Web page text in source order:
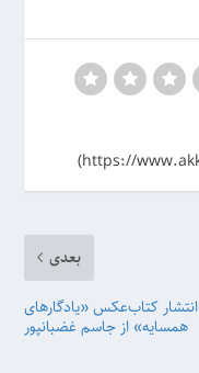
بعدی
انتشار کتاب‌عکس «یادگارهای
همسایه» از جاسم غضبانپور